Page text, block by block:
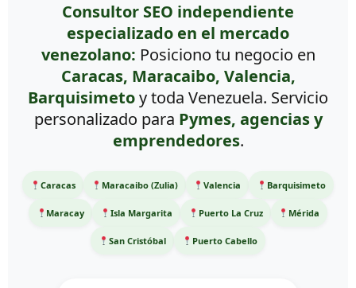
Consultor SEO independiente
especializado en el mercado
venezolano: Posiciono tu negocio en
Caracas, Maracaibo, Valencia,
Barquisimetoy toda Venezuela. Servicio
personalizado para Pymes, agencias y
emprendedores.
Caracas Maracaibo (Zulia) Valencia Barquisimeto
Maracay Isla Margarita Puerto La Cruz Mérida
San Cristóbal Puerto Cabello